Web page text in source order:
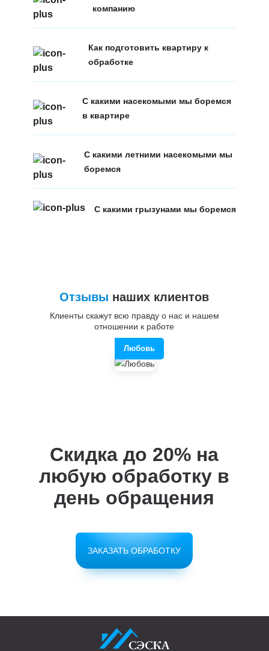
компанию
Как подготовить квартиру к
обработке
С какими насекомыми мы боремся
в квартире
С какими летними насекомыми мы
боремся
С какими грызунами мы боремся
Отзывы наших клиентов
Клиенты скажут всю правду о нас и нашем
отношении к работе
Любовь
Скидка до 20% на
любую обработку в
день обращения
ЗАКАЗАТЬ ОБРАБОТКУ